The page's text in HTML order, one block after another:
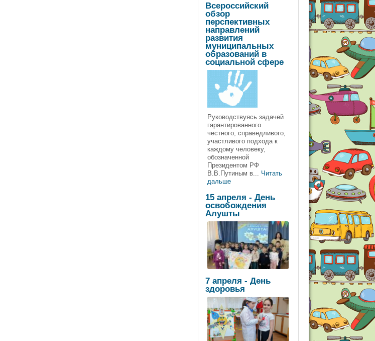
Всероссийский
обзор
перспективных
направлений
развития
муниципальных
образований в
социальной сфере
Руководствуясь задачей
гарантированного
честного, справедливого,
участливого подхода к
каждому человеку,
обозначенной
Президентом РФ
В.В.Путиным в... Читать
дальше
15 апреля - День
освобождения
Алушты
7 апреля - День
здоровья